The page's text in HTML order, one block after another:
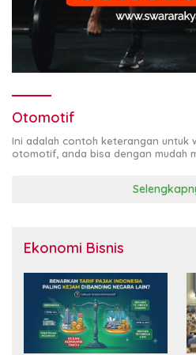
Otomotif
Ini adalah contoh keterangan untuk
otomotif, anda bisa dengan mudah
Ekonomi Bisnis